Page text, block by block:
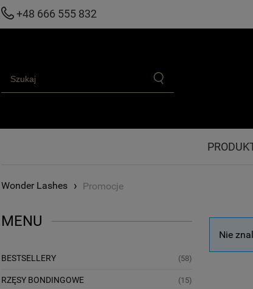
+48 666 555 832
› Promocje
MENU
BESTSELLERY (58)
RZĘSY BONDINGOWE (15)
Nie